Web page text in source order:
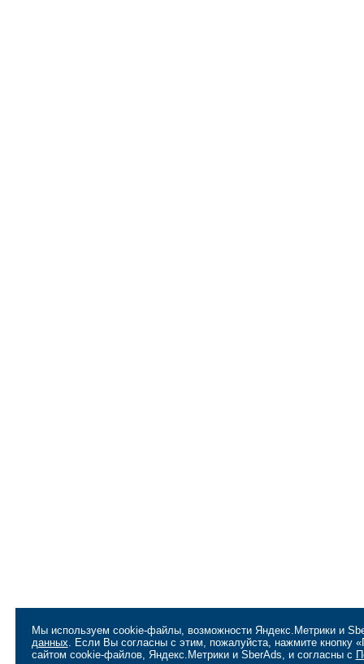
Мы используем cookie-файлы, возможности Яндекс.Метрики и
данных. Если Вы согласны с этим, пожалуйста, нажмите кнопку
сайтом cookie-файлов, Яндекс.Метрики и SberAds, и согласны с